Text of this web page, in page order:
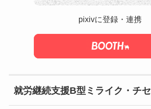
pixivに登録・連携
就労継続支援B型ミライク・チセ